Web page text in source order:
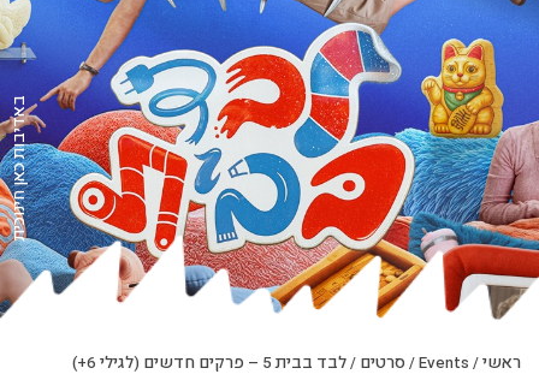
באדיבות כאן חינוכית
ראשי/
Events
/ סרטים /לבד בבית 5 – פרקים חדשים (לגילי 6+)